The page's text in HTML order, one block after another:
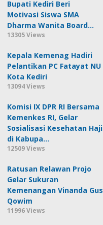
Bupati Kediri Beri
Motivasi Siswa SMA
Dharma Wanita Board…
13305 Views
Kepala Kemenag Hadiri
Pelantikan PC Fatayat NU
Kota Kediri
13094 Views
Komisi IX DPR RI Bersama
Kemenkes RI, Gelar
Sosialisasi Kesehatan Haji
di Kabupa…
12509 Views
Ratusan Relawan Projo
Gelar Sukuran
Kemenangan Vinanda Gus
Qowim
11996 Views